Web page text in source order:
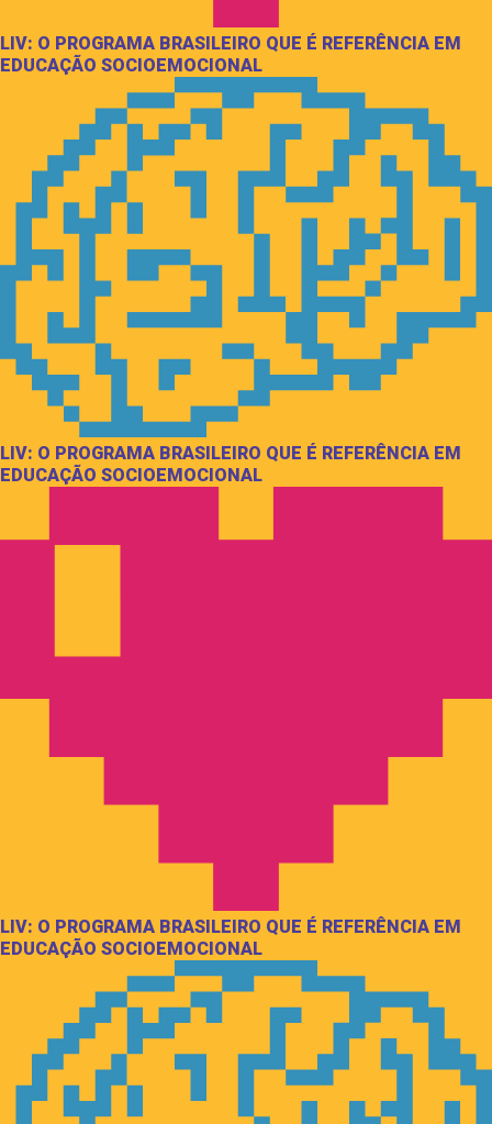
LIV: O PROGRAMA BRASILEIRO QUE É REFERÊNCIA EM
EDUCAÇÃO SOCIOEMOCIONAL
LIV: O PROGRAMA BRASILEIRO QUE É REFERÊNCIA EM
EDUCAÇÃO SOCIOEMOCIONAL
LIV: O PROGRAMA BRASILEIRO QUE É REFERÊNCIA EM
EDUCAÇÃO SOCIOEMOCIONAL